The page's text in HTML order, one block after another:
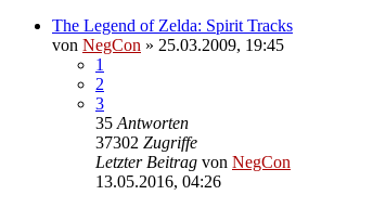
The Legend of Zelda: Spirit Tracks
von NegCon » 25.03.2009, 19:45
1
2
3
35Antworten
37302 Zugriffe
Letzter Beitrag von NegCon
13.05.2016, 04:26